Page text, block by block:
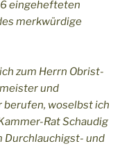
eingehefteten
merkwürdige
zum Herrn Obrist-
und
berufen, woselbst ich
Rat Schaudig
Durchlauchigst- und